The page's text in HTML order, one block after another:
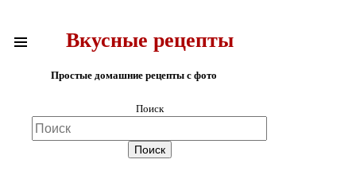
Вкусные рецепты
Простые домашние рецепты с фото
Поиск